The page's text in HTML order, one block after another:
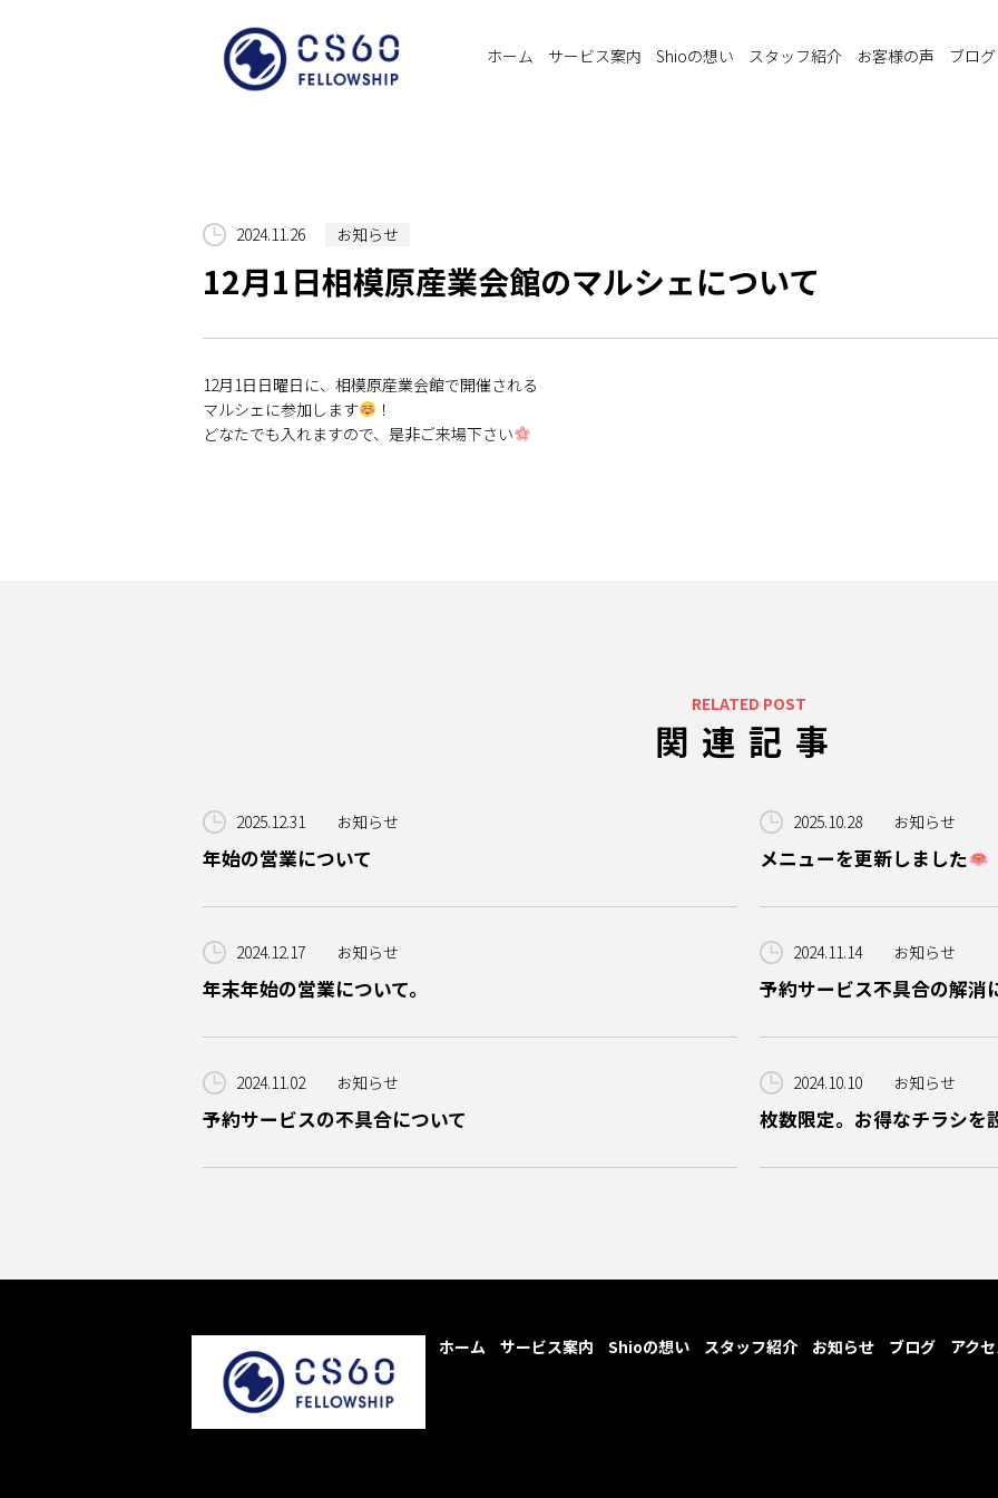
ホーム サービス案内 Shioの想い スタッフ紹介 お客様の声 ブログ
2024.11.26 お知らせ
12月1日相模原産業会館のマルシェについて
12月1日日曜日に、相模原産業会館で開催される
マルシェに参加します
！
どなたでも入れますので、是非ご来場下さい
RELATED POST
関連記事
2025.12.31 お知らせ
年始の営業について
2025.10.28 お知らせ
メニューを更新しました
2024.12.17 お知らせ
年末年始の営業について。
2024.11.14 お知らせ
予約サービス不具合の解消
2024.11.02 お知らせ
予約サービスの不具合について
2024.10.10 お知らせ
枚数限定。お得なチラシを
ホーム サービス案内 Shioの想い スタッフ紹介 お知らせ ブログ アク